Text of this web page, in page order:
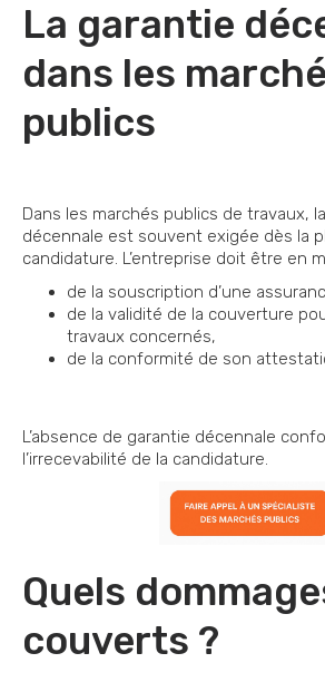
La garantie
dans les
publics
Dans les marchés publics de travaux,
décennale est souvent exigée dès la
candidature. L’entreprise doit être en
de la souscription d’une
de la validité de la couverture
travaux concernés,
de la conformité de son
L’absence de garantie décennale
l’irrecevabilité de la candidature.
Quels
couverts ?